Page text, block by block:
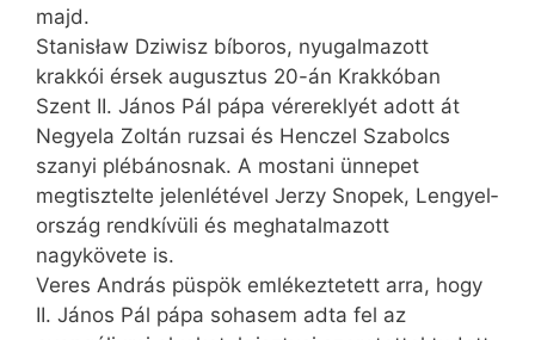
majd.
Stanisław Dziwisz bíboros, nyugalmazott
krakkói érsek augusztus 20-án Krakkóban
Szent II. János Pál pápa vérereklyét adott át
Negyela Zoltán ruzsai és Henczel Szabolcs
szanyi plébánosnak. A mostani ünnepet
megtisztelte jelenlétével Jerzy Snopek, Lengyel­
ország rendkívüli és meghatalmazott
nagykövete is.
Veres András püspök emlékeztetett arra, hogy
II. János Pál pápa sohasem adta fel az